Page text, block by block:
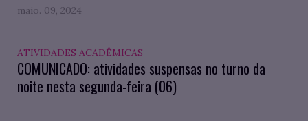
maio. 09, 2024
ATIVIDADES ACADÊMICAS
COMUNICADO: atividades suspensas no turno da
noite nesta segunda-feira (06)